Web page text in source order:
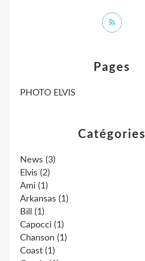
Catégories
News (3)
Elvis (2)
Ami (1)
Arkansas (1)
Bill
(1)
Capocci (1)
Chanson (1)
Coast (1)
Pages
PHOTO ELVIS